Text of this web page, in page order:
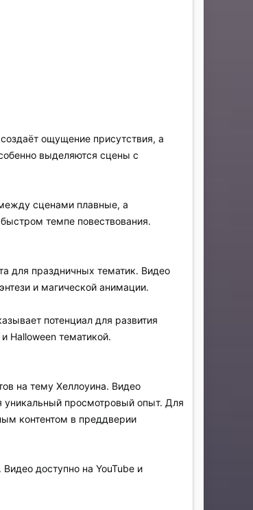
ощущение присутствия, а
выделяются сцены с
сценами плавные, а
темпе повествования.
для праздничных тематик. Видео
и магической анимации.
потенциал для развития
Halloween тематикой.
на тему Хеллоуина. Видео
уникальный просмотровый опыт. Для
контентом в преддверии
доступно на YouTube и